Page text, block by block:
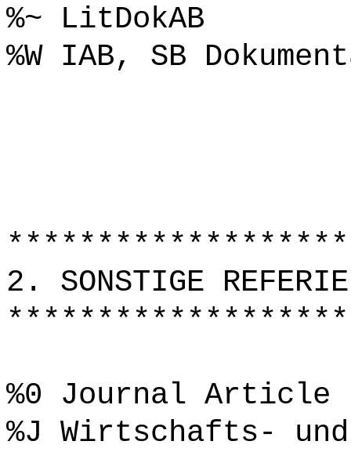
%~ LitDokAB
%W IAB, SB
2. SONSTIGE
%0 Journal Article
%J Wirtschafts-